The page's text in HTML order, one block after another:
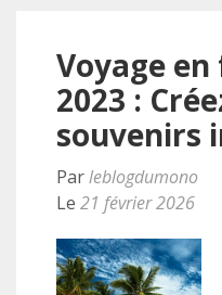
Voyage
2023 :
souvenirs
Parleblogdumono
Le 21 février 2026